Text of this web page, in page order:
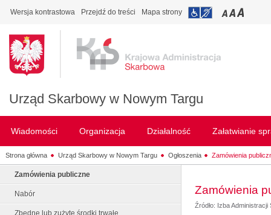
Wersja kontrastowa Przejdź do treści Mapa strony
Urząd Skarbowy w Nowym Targu
Wiadomości Organizacja Działalność Załatwianie
Strona główna Urząd Skarbowy w Nowym Targu Ogłoszenia Zamówienia
Zamówienia publiczne
Nabór
Zbędne lub zużyte środki trwałe
Zamówienia
Źródło: Izba